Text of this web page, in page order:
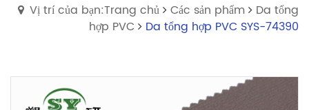
Vị trí của bạn:Trang chủ Các sản phẩm
Da tổng
hợp PVC
Da tổng hợp PVC SYS-74390